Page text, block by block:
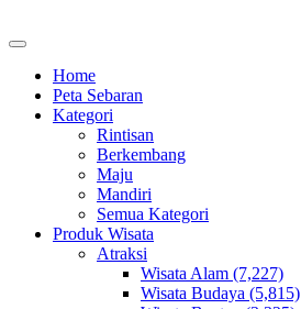
Home
Peta Sebaran
Kategori
Rintisan
Berkembang
Maju
Mandiri
Semua Kategori
Produk Wisata
Atraksi
Wisata Alam (7,227)
Wisata Budaya (5,815)